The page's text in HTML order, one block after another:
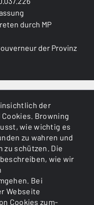
der
Browning
wie wichtig es
zu wahren und
zu schützen. Die
wie wir
Bei
Webseite
Cookies zum-
durch MP
der Provinz